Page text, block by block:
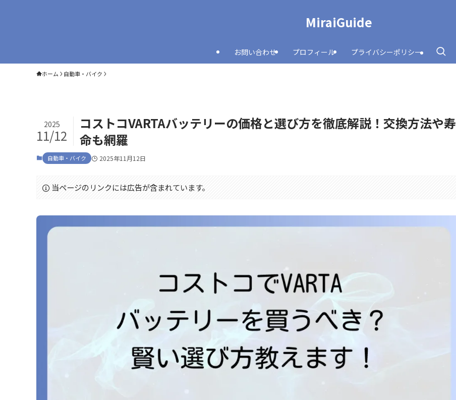
MiraiGuide
お問い合わせ プロフィール プライバシーポリシー
ホーム 自動車・バイク
コストコVARTAバッテリーの価格と選び方を徹底解説！交換方法や寿
命も網羅
2025
11/12
自動車・バイク 2025年11月12日
当ページのリンクには広告が含まれています。